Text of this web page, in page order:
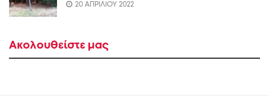
20 ΑΠΡΙΛΙΟΥ 2022
Ακολουθείστε μας